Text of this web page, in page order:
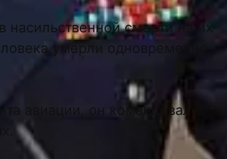
смерти на их
умерли одновременно,
авиации, он командовал 6